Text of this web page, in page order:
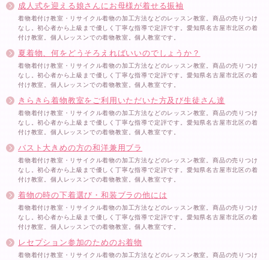
成人式を迎える娘さんにお母様が着せる振袖
着物着付け教室・リサイクル着物の加工方法などのレッスン教室。商品の売りつけ
なし。初心者から上級まで優しく丁寧な指導で定評です。愛知県名古屋市北区の着
付け教室。個人レッスンでの着物教室。個人教室です。
夏着物、何をどうそろえればいいのでしょうか？
着物着付け教室・リサイクル着物の加工方法などのレッスン教室。商品の売りつけ
なし。初心者から上級まで優しく丁寧な指導で定評です。愛知県名古屋市北区の着
付け教室。個人レッスンでの着物教室。個人教室です。
きらきら着物教室をご利用いただいた方及び生徒さん達
着物着付け教室・リサイクル着物の加工方法などのレッスン教室。商品の売りつけ
なし。初心者から上級まで優しく丁寧な指導で定評です。愛知県名古屋市北区の着
付け教室。個人レッスンでの着物教室。個人教室です。
バスト大きめの方の和洋兼用ブラ
着物着付け教室・リサイクル着物の加工方法などのレッスン教室。商品の売りつけ
なし。初心者から上級まで優しく丁寧な指導で定評です。愛知県名古屋市北区の着
付け教室。個人レッスンでの着物教室。個人教室です。
着物の時の下着選び・和装ブラの他には
着物着付け教室・リサイクル着物の加工方法などのレッスン教室。商品の売りつけ
なし。初心者から上級まで優しく丁寧な指導で定評です。愛知県名古屋市北区の着
付け教室。個人レッスンでの着物教室。個人教室です。
レセプション参加のためのお着物
着物着付け教室・リサイクル着物の加工方法などのレッスン教室。商品の売りつけ